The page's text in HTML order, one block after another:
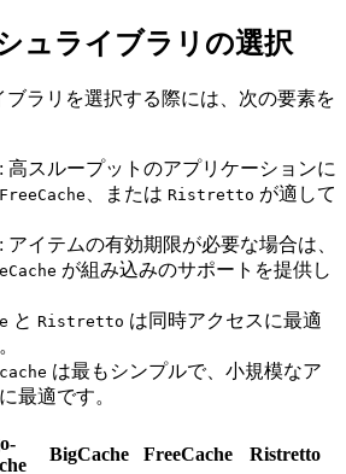
ュライブラリの選択
ブラリを選択する際には、次の要素を
: 高スループットのアプリケーションに
FreeCache 、または Ristretto が適して
: アイテムの有効期限が必要な場合は、
が組み込みのサポートを提供し
と Ristretto は同時アクセスに最適
は最もシンプルで、小規模なア
最適です。
BigCache FreeCache Ristretto